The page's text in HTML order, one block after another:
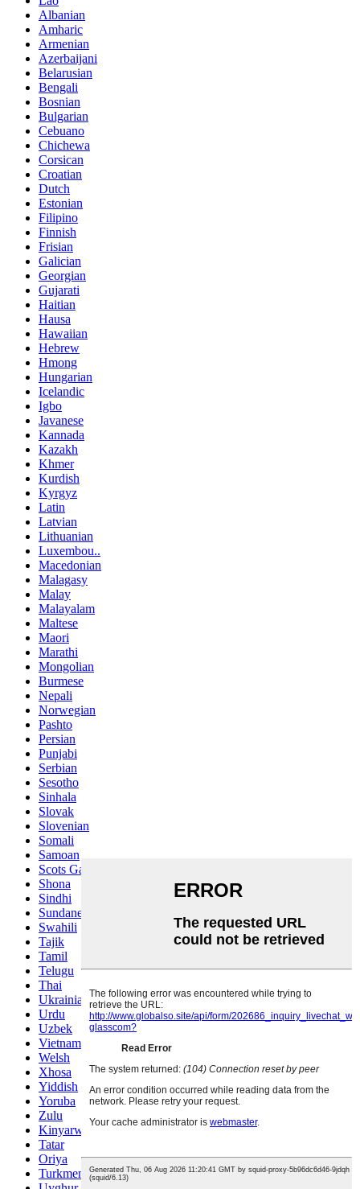
Albanian
Amharic
Armenian
Azerbaijani
Belarusian
Bengali
Bosnian
Bulgarian
Cebuano
Chichewa
Corsican
Croatian
Dutch
Estonian
Filipino
Finnish
Frisian
Galician
Georgian
Gujarati
Haitian
Hausa
Hawaiian
Hebrew
Hmong
Hungarian
Icelandic
Igbo
Javanese
Kannada
Kazakh
Khmer
Kurdish
Kyrgyz
Latin
Latvian
Lithuanian
Luxembou..
Macedonian
Malagasy
Malay
Malayalam
Maltese
Maori
Marathi
Mongolian
Burmese
Nepali
Norwegian
Pashto
Persian
Punjabi
Serbian
Sesotho
Sinhala
Slovak
Slovenian
Somali
Samoan
Scots Gaelic
Shona
Sindhi
Sundanese
Swahili
Tajik
Tamil
Telugu
Thai
Ukrainian
Urdu
Uzbek
Vietnamese
Welsh
Xhosa
Yiddish
Yoruba
Zulu
Kinyarwanda
Tatar
Oriya
Turkmen